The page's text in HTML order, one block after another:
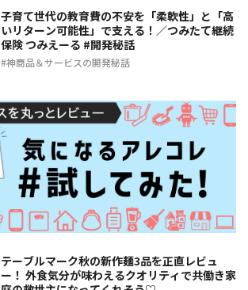
子育て世代の教育費の不安を「柔軟性」と「高
いリターン可能性」で支える！／つみたて継続
保険 つみえーる #開発秘話
神商品＆サービスの開発秘話
テーブルマーク秋の新作麺3品を正直レビュ
ー！ 外食気分が味わえるクオリティで共働き家